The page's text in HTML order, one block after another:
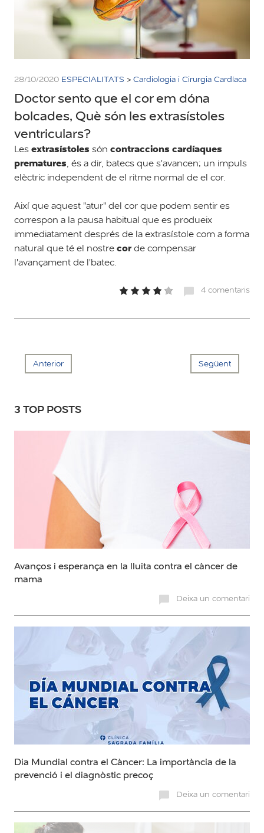
28/10/2020 ESPECIALITATS > Cardiologia i Cirurgia Cardíaca
Doctor sento que el cor em dóna
bolcades, Què són les extrasístoles
ventriculars?
Lesextrasístoles són contraccions cardíaques
prematures, és a dir, batecs que s'avancen; un impuls
elèctric independent de el ritme normal de el cor.
Així que aquest "atur" del cor que podem sentir es
correspon a la pausa habitual que es produeix
immediatament després de la extrasístole com a forma
natural que té el nostrecorde compensar
l'avançament de l'batec.
4 comentaris
Anterior Següent
3 TOP POSTS
Avanços i esperança en la lluita contra el càncer de
mama
Deixa un comentari
Dia Mundial contra el Càncer: La importància de la
prevenció i el diagnòstic precoç
Deixa un comentari